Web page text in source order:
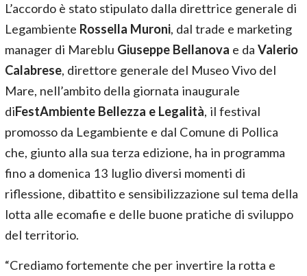
L’accordo è stato stipulato dalla direttrice generale di
Legambiente Rossella Muroni, dal trade e marketing
manager di Mareblu Giuseppe Bellanova e da Valerio
Calabrese, direttore generale del Museo Vivo del
Mare, nell’ambito della giornata inaugurale
diFestAmbiente Bellezza e Legalità, il festival
promosso da Legambiente e dal Comune di Pollica
che, giunto alla sua terza edizione, ha in programma
fino a domenica 13 luglio diversi momenti di
riflessione, dibattito e sensibilizzazione sul tema della
lotta alle ecomafie e delle buone pratiche di sviluppo
del territorio.
“Crediamo fortemente che per invertire la rotta e